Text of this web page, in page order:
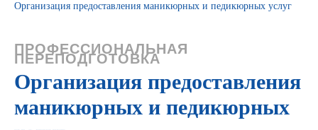
Организация предоставления маникюрных и педикюрных услуг
ПРОФЕССИОНАЛЬНАЯ
ПЕРЕПОДГОТОВКА
Организация предоставления
маникюрных и педикюрных